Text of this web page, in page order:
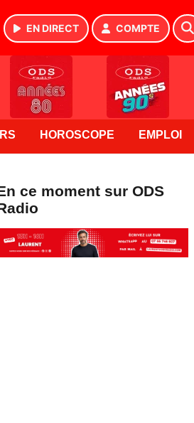
EN DIRECT COMPTE
HOROSCOPE EMPLOI
ce moment sur ODS